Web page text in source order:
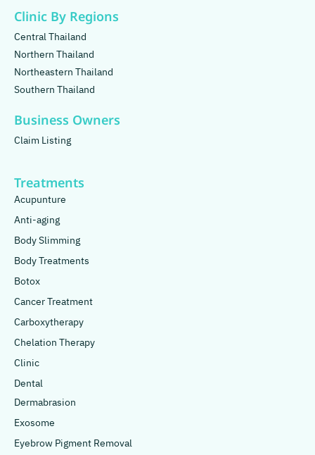
Clinic By Regions
Central Thailand
Northern Thailand
Northeastern Thailand
Southern Thailand
Business Owners
Claim Listing
Treatments
Acupunture
Anti-aging
Body Slimming
Body Treatments
Botox
Cancer Treatment
Carboxytherapy
Chelation Therapy
Clinic
Dental
Dermabrasion
Exosome
Eyebrow Pigment Removal